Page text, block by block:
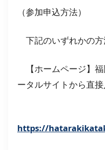
（参加申込方法）
下記のいずれかの方
【ホームページ】
ータルサイトから直接
https://